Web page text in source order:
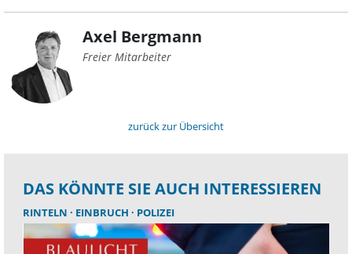
Axel Bergmann
Freier Mitarbeiter
zurück zur Übersicht
DAS KÖNNTE SIE AUCH INTERESSIEREN
RINTELN EINBRUCH POLIZEI